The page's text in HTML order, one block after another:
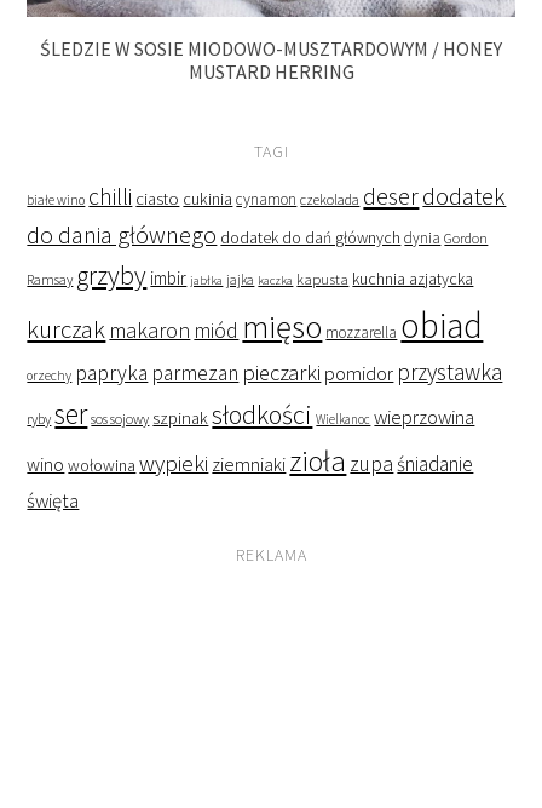
ŚLEDZIE W SOSIE MIODOWO-MUSZTARDOWYM / HONEY
MUSTARD HERRING
TAGI
białe wino chilli ciasto cukinia cynamon czekolada deserdodatek
do dania głównego dodatek do dań głównych dynia Gordon
Ramsay grzyby imbir jabłka jajka kaczka kapusta kuchnia azjatycka
kurczak makaron miód mięso mozzarella obiad
orzechy papryka parmezan pieczarki pomidor przystawka
ryby ser sos sojowy szpinaksłodkości Wielkanoc wieprzowina
wino wołowina wypieki ziemniaki zioła zupaśniadanie
święta
REKLAMA